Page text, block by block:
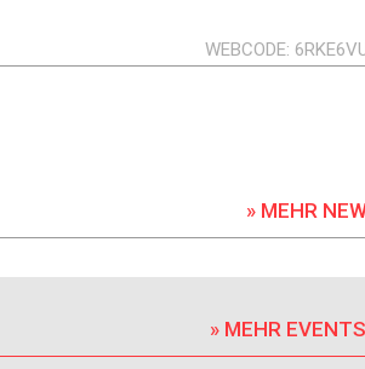
WEBCODE
» MEHR
» MEHR EVENTS